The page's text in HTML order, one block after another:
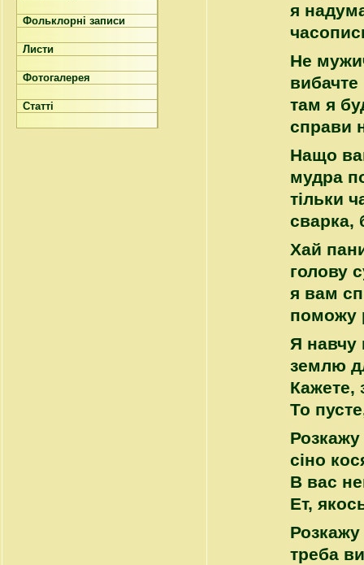
Фольклорні записи
Листи
Фотогалерея
Статті
я
Не
вибачте
там я
справи
Нащо
мудра
тільки
сварка,
Хай
голову
я вам
поможу
Я навчу
землю
Кажете,
То
Розкажу
сіно
В вас
Ет,
треба